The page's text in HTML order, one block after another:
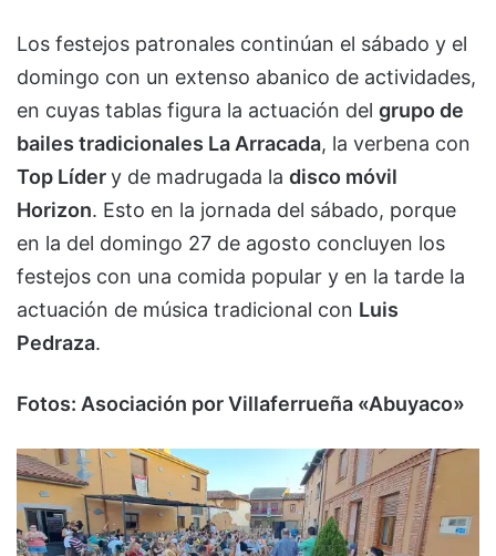
Los festejos patronales continúan el sábado y el
domingo con un extenso abanico de actividades,
en cuyas tablas figura la actuación del grupo de
bailes tradicionales La Arracada, la verbena con
Top Lídery de madrugada la disco móvil
Horizon. Esto en la jornada del sábado, porque
en la del domingo 27 de agosto concluyen los
festejos con una comida popular y en la tarde la
actuación de música tradicional con Luis
Pedraza.
Fotos: Asociación por Villaferrueña «Abuyaco»